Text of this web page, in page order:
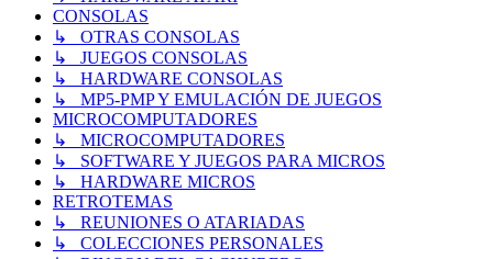
CONSOLAS
↳ OTRAS CONSOLAS
↳ JUEGOS CONSOLAS
↳ HARDWARE CONSOLAS
↳ MP5-PMP Y EMULACIÓN DE JUEGOS
MICROCOMPUTADORES
↳ MICROCOMPUTADORES
↳ SOFTWARE Y JUEGOS PARA MICROS
↳ HARDWARE MICROS
RETROTEMAS
↳ REUNIONES O ATARIADAS
↳ COLECCIONES PERSONALES